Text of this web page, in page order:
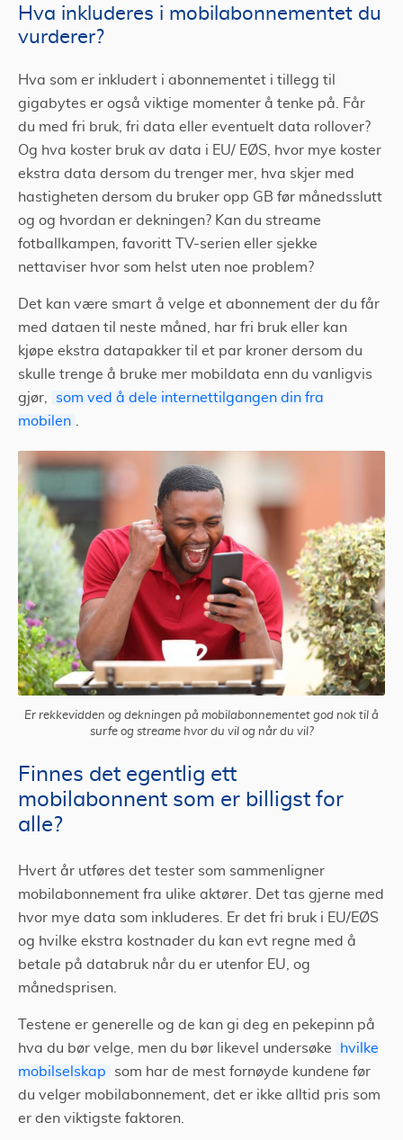
Hva inkluderes i mobilabonnementet du
vurderer?
Hva som er inkludert i abonnementet i tillegg til
gigabytes er også viktige momenter å tenke på. Får
du med fri bruk, fri data eller eventuelt data rollover?
Og hva koster bruk av data i EU/ EØS, hvor mye koster
ekstra data dersom du trenger mer, hva skjer med
hastigheten dersom du bruker opp GB før månedsslutt
og og hvordan er dekningen? Kan du streame
fotballkampen, favoritt TV-serien eller sjekke
nettaviser hvor som helst uten noe problem?
Det kan være smart å velge et abonnement der du får
med dataen til neste måned, har fri bruk eller kan
kjøpe ekstra datapakker til et par kroner dersom du
skulle trenge å bruke mer mobildata enn du vanligvis
gjør,
som ved å dele internettilgangen din fra
mobilen
Er rekkevidden og dekningen på mobilabonnementet god nok til å
surfe og streame hvor du vil og når du vil?
Finnes det egentlig ett
mobilabonnent som er billigst for
alle?
Hvert år utføres det tester som sammenligner
mobilabonnement fra ulike aktører. Det tas gjerne med
hvor mye data som inkluderes. Er det fri bruk i EU/EØS
og hvilke ekstra kostnader du kan evt regne med å
betale på databruk når du er utenfor EU, og
månedsprisen.
Testene er generelle og de kan gi deg en pekepinn på
hva du bør velge, men du bør likevel undersøke
hvilke
mobilselskap
som har de mest fornøyde kundene før
du velger mobilabonnement, det er ikke alltid pris som
er den viktigste faktoren.